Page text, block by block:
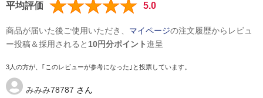
平均評価 5.0
商品が届いた後ご使用いただき、 マイページの注文履歴からレビュ
ー投稿＆採用されると 10円分ポイント進呈
3人の方が、｢このレビューが参考になった｣と投票しています。
みみみ78787 さん